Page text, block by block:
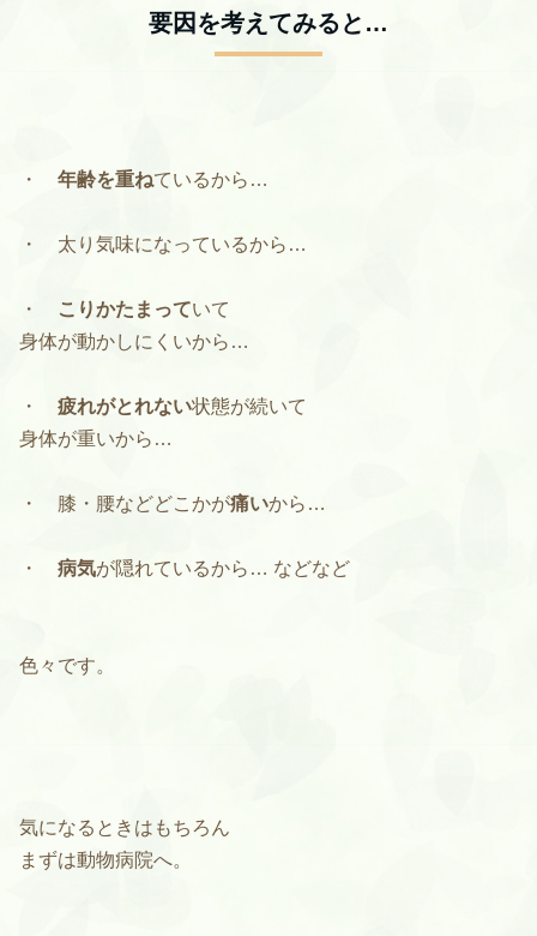
要因を考えてみると…
・ 年齢を重ねているから…
・ 太り気味になっているから…
・ こりかたまっていて
身体が動かしにくいから…
・ 疲れがとれない状態が続いて
身体が重いから…
・ 膝・腰などどこかが痛いから…
・ 病気が隠れているから… などなど
色々です。
気になるときはもちろん
まずは動物病院へ。